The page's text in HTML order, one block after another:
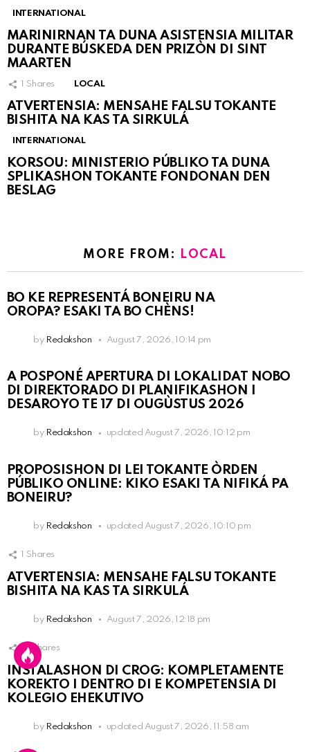
INTERNATIONAL
MARINIRNAN TA DUNA ASISTENSIA MILITAR
DURANTE BÚSKEDA DEN PRIZÒN DI SINT
MAARTEN
1 Shares LOCAL
ATVERTENSIA: MENSAHE FALSU TOKANTE
BISHITA NA KAS TA SIRKULÁ
INTERNATIONAL
KORSOU: MINISTERIO PÚBLIKO TA DUNA
SPLIKASHON TOKANTE FONDONAN DEN
BESLAG
MORE FROM: LOCAL
BO KE REPRESENTÁ BONEIRU NA
OROPA? ESAKI TA BO CHÈNS!
by Redakshon August 7, 2026, 10:14 pm
A POSPONÉ APERTURA DI LOKALIDAT NOBO
DI DIREKTORADO DI PLANIFIKASHON I
DESAROYO TE 17 DI OUGÙSTUS 2026
by Redakshon updated August 7, 2026, 10:12 pm
PROPOSISHON DI LEI TOKANTE ÒRDEN
PÚBLIKO ONLINE: KIKO ESAKI TA NIFIKÁ PA
BONEIRU?
by Redakshon updated August 7, 2026, 10:10 pm
1 Shares
ATVERTENSIA: MENSAHE FALSU TOKANTE
BISHITA NA KAS TA SIRKULÁ
by Redakshon August 7, 2026, 12:18 pm
13 Shares
INSTALASHON DI CROG: KOMPLETAMENTE
KOREKTO I DENTRO DI E KOMPETENSIA DI
KOLEGIO EHEKUTIVO
by Redakshon updated August 7, 2026, 11:58 am